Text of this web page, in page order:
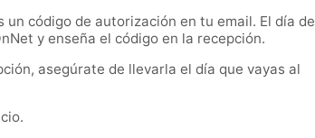
código de autorización en tu email. El día de
y enseña el código en la recepción.
asegúrate de llevarla el día que vayas al